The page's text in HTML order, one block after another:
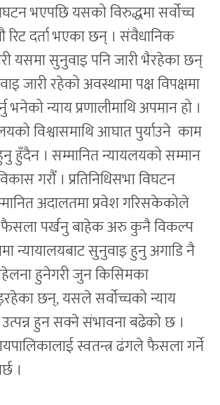
भएपछि यसको विरुद्धमा सर्वोच्च
रिट दर्ता भएका छन् । संवैधानिक
यसमा सुनुवाइ पनि जारी भैरहेका छन्
जारी रहेको अवस्थामा पक्ष विपक्षमा
भनेको न्याय प्रणालीमाथि अपमान हो ।
विश्वासमाथि आघात पुर्याउने काम
हुँदैन । सम्मानित न्यायलयको सम्मान
गरौँ । प्रतिनिधिसभा विघटन
अदालतमा प्रवेश गरिसकेकोले
पर्खनु बाहेक अरु कुनै विकल्प
न्यायालयबाट सुनुवाइ हुनु अगाडि नै
हुनेगरी जुन किसिमका
छन्, यसले सर्वोच्चको न्याय
हुन सक्ने संभावना बढेको छ ।
स्वतन्त्र ढंगले फैसला गर्ने
।